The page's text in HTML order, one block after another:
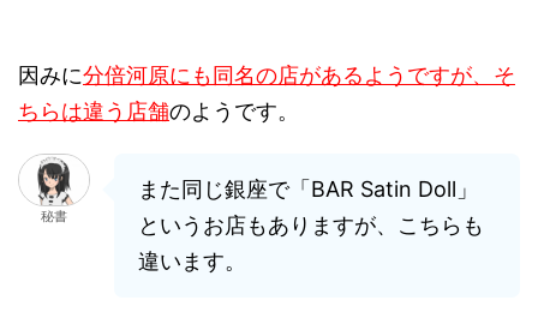
因みに分倍河原にも同名の店があるようですが、そ
ちらは違う店舗のようです。
秘書
また同じ銀座で「BAR Satin Doll」
というお店もありますが、こちらも
違います。